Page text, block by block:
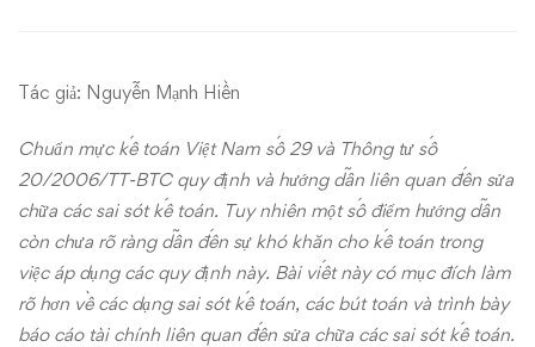
các
sai
sót
kế
toán
Tác giả: Nguyễn Mạnh Hiền
Chuẩn mực kế toán Việt Nam số 29 và Thông tư số
20/2006/TT-BTC quy định và hướng dẫn liên quan đến sửa
chữa các sai sót kế toán. Tuy nhiên một số điểm hướng dẫn
còn chưa rõ ràng dẫn đến sự khó khăn cho kế toán trong
việc áp dụng các quy định này. Bài viết này có mục đích làm
rõ hơn về các dạng sai sót kế toán, các bút toán và trình bày
báo cáo tài chính liên quan đến sửa chữa các sai sót kế toán.